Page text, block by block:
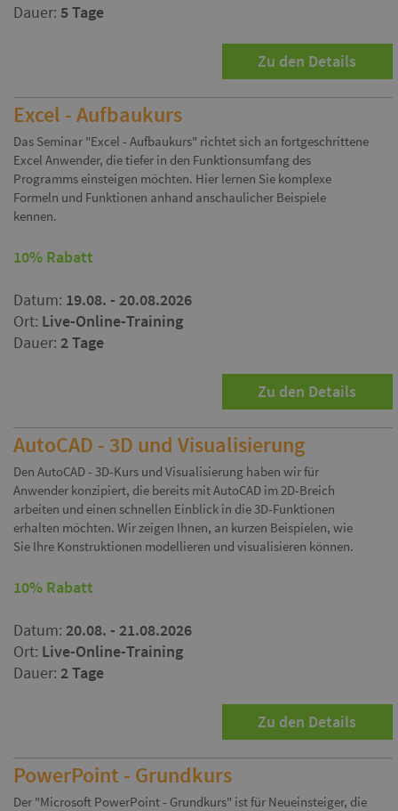
Dauer: 5 Tage
Zu den Details
Excel - Aufbaukurs
Das Seminar "Excel - Aufbaukurs" richtet sich an fortgeschrittene
Excel Anwender, die tiefer in den Funktionsumfang des
Programms einsteigen möchten. Hier lernen Sie komplexe
Formeln und Funktionen anhand anschaulicher Beispiele
kennen.
10% Rabatt
Datum: 19.08. - 20.08.2026
Ort: Live-Online-Training
Dauer: 2 Tage
Zu den Details
AutoCAD - 3D und Visualisierung
Den AutoCAD - 3D-Kurs und Visualisierung haben wir für
Anwender konzipiert, die bereits mit AutoCAD im 2D-Breich
arbeiten und einen schnellen Einblick in die 3D-Funktionen
erhalten möchten. Wir zeigen Ihnen, an kurzen Beispielen, wie
Sie Ihre Konstruktionen modellieren und visualisieren können.
10% Rabatt
Datum: 20.08. - 21.08.2026
Ort: Live-Online-Training
Dauer: 2 Tage
Zu den Details
PowerPoint - Grundkurs
Der "Microsoft PowerPoint - Grundkurs" ist für Neueinsteiger, die